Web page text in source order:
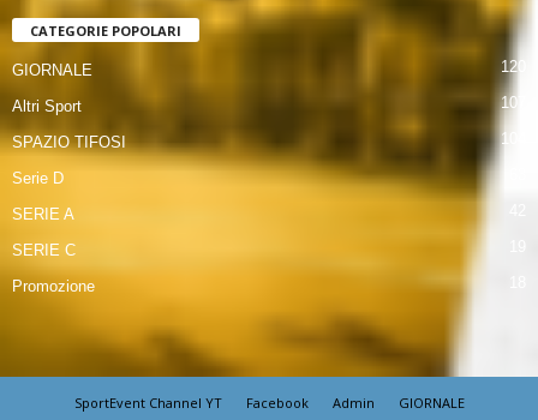
CATEGORIE POPOLARI
GIORNALE 120
Altri Sport 107
SPAZIO TIFOSI 104
Serie D
SERIE A
SERIE C
Promozione
SportEvent Channel YT Facebook Admin GIORNALE